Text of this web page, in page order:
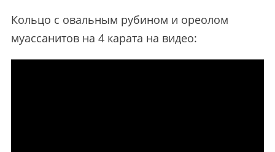
Кольцо с овальным рубином и ореолом
муассанитов на 4 карата на видео: